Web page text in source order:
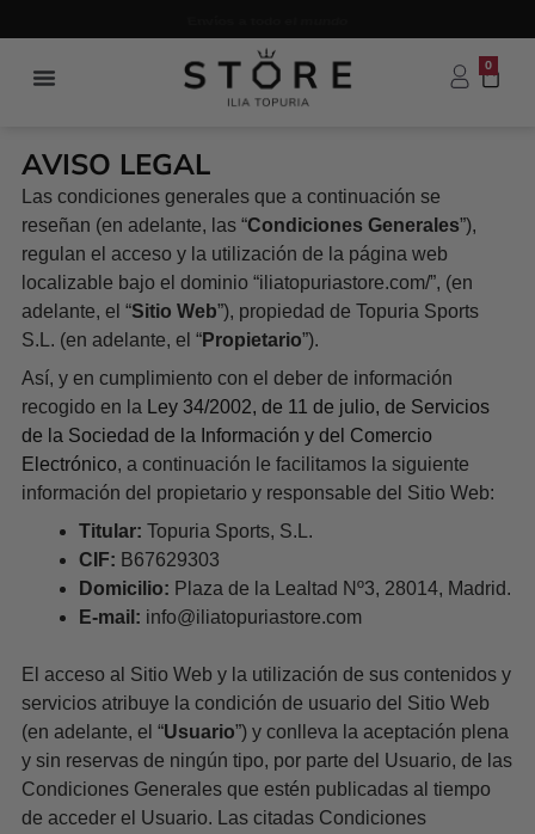
al
0
AVISO LEGAL
Las condiciones generales que a continuación se
reseñan (en adelante, las “Condiciones Generales”),
regulan el acceso y la utilización de la página web
localizable bajo el dominio “iliatopuriastore.com/”, (en
adelante, el “Sitio Web”), propiedad de Topuria Sports
S.L. (en adelante, el “Propietario”).
Así, y en cumplimiento con el deber de información
recogido en la
Ley 34/2002, de 11 de julio, de Servicios
de la Sociedad de la Información y del Comercio
Electrónico, a continuación le facilitamos la siguiente
información del propietario y responsable del Sitio Web:
Titular: Topuria Sports, S.L.
CIF: B67629303
Domicilio: Plaza de la Lealtad Nº3, 28014, Madrid.
E-mail: info@iliatopuriastore.com
El acceso al Sitio Web y la utilización de sus contenidos y
servicios atribuye la condición de usuario del Sitio Web
(en adelante, el “Usuario”) y conlleva la aceptación plena
y sin reservas de ningún tipo, por parte del Usuario, de las
Condiciones Generales que estén publicadas al tiempo
de acceder el Usuario. Las citadas Condiciones